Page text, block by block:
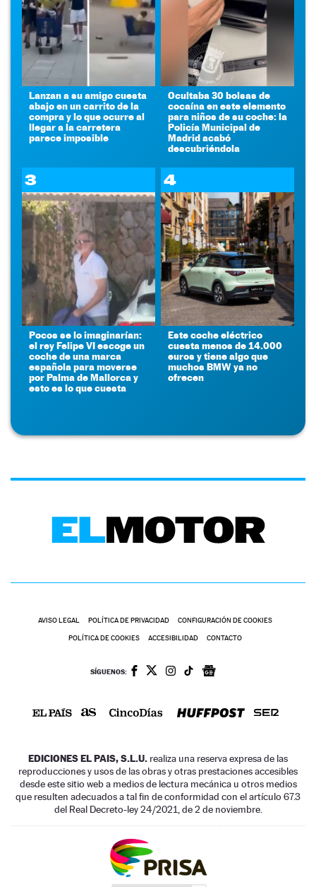
Lanzan a su amigo cuesta
abajo en un carrito de la
compra y lo que ocurre al
llegar a la carretera
parece imposible
Ocultaba 30 bolsas de
cocaína en este elemento
para niños de su coche: la
Policía Municipal de
Madrid acabó
descubriéndola
3
Pocos se lo imaginarían:
el rey Felipe VI escoge un
coche de una marca
española para moverse
por Palma de Mallorca y
esto es lo que cuesta
4
Este coche eléctrico
cuesta menos de 14.000
euros y tiene algo que
muchos BMW ya no
ofrecen
AVISO LEGAL POLÍTICA DE PRIVACIDAD CONFIGURACIÓN DE COOKIES
POLÍTICA DE COOKIES ACCESIBILIDAD CONTACTO
SÍGUENOS:
EDICIONES EL PAIS, S.L.U. realiza una reserva expresa de las
reproducciones y usos de las obras y otras prestaciones accesibles
desde este sitio web a medios de lectura mecánica u otros medios
que resulten adecuados a tal fin de conformidad con el artículo 67.3
del Real Decreto-ley 24/2021, de 2 de noviembre.